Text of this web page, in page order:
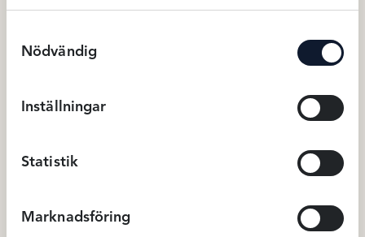
har tillhandahållit eller som de har samlat in
Nödvändig
Inställningar
Statistik
Marknadsföring
Du kanske också gillar …